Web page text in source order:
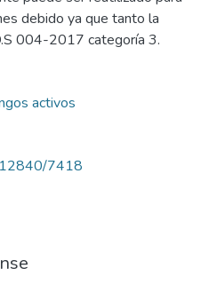
debido ya que tanto la
004-2017 categoría 3.
activos
7418